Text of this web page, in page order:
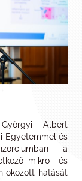
Albert
Egyetemmel és
a
mikro- és
okozott hatását